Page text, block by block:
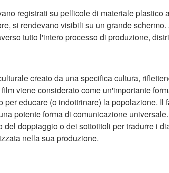
registrati su pellicole di materiale plastico
si rendevano visibili su un grande
tutto l'intero processo di produzione,
creato da una specifica cultura,
viene considerato come un'importante
per educare (o indottrinare) la popolazione.
potente forma di comunicazione
del doppiaggio o dei sottotitoli per tradurre i
nella sua produzione.